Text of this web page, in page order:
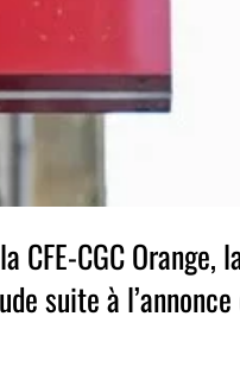
CGC Orange,
suite à